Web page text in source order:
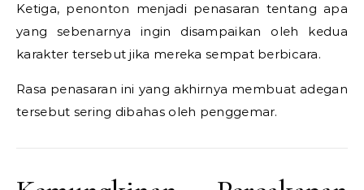
Ketiga, penonton menjadi penasaran tentang apa
yang sebenarnya ingin disampaikan oleh kedua
karakter tersebut jika mereka sempat berbicara.
Rasa penasaran ini yang akhirnya membuat adegan
tersebut sering dibahas oleh penggemar.